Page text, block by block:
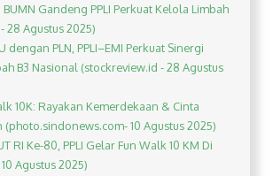
BUMN Gandeng PPLI Perkuat Kelola Limbah
28 Agustus 2025)
dengan PLN, PPLI–EMI Perkuat Sinergi
B3 Nasional (stockreview.id - 28 Agustus
10K: Rayakan Kemerdekaan & Cinta
(photo.sindonews.com- 10 Agustus 2025)
RI Ke-80, PPLI Gelar Fun Walk 10 KM Di
Agustus 2025)